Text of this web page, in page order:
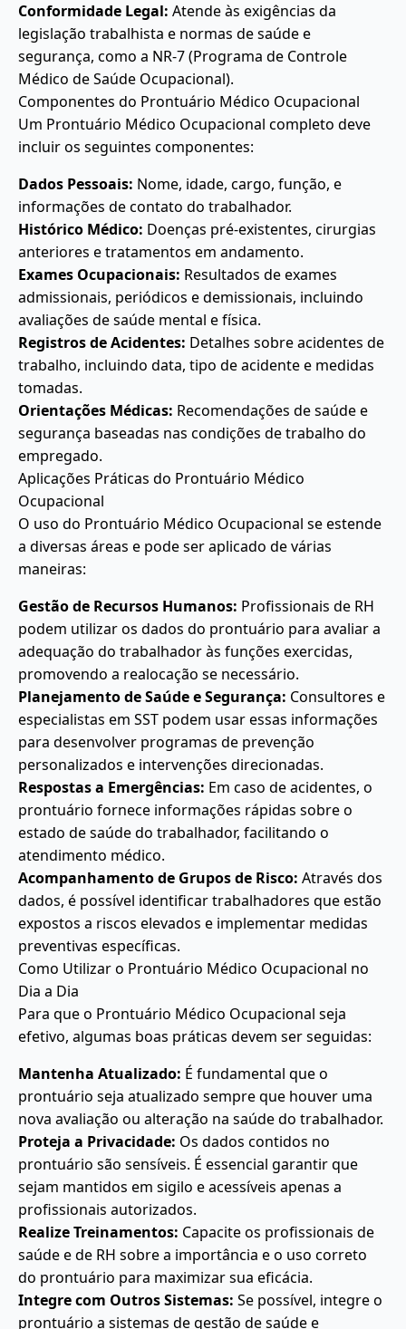
Conformidade Legal: Atende às exigências da
legislação trabalhista e normas de saúde e
segurança, como a NR-7 (Programa de Controle
Médico de Saúde Ocupacional).
Componentes do Prontuário Médico Ocupacional
Um Prontuário Médico Ocupacional completo deve
incluir os seguintes componentes:
Dados Pessoais: Nome, idade, cargo, função, e
informações de contato do trabalhador.
Histórico Médico: Doenças pré-existentes, cirurgias
anteriores e tratamentos em andamento.
Exames Ocupacionais: Resultados de exames
admissionais, periódicos e demissionais, incluindo
avaliações de saúde mental e física.
Registros de Acidentes: Detalhes sobre acidentes de
trabalho, incluindo data, tipo de acidente e medidas
tomadas.
Orientações Médicas: Recomendações de saúde e
segurança baseadas nas condições de trabalho do
empregado.
Aplicações Práticas do Prontuário Médico
Ocupacional
O uso do Prontuário Médico Ocupacional se estende
a diversas áreas e pode ser aplicado de várias
maneiras:
Gestão de Recursos Humanos: Profissionais de RH
podem utilizar os dados do prontuário para avaliar a
adequação do trabalhador às funções exercidas,
promovendo a realocação se necessário.
Planejamento de Saúde e Segurança: Consultores e
especialistas em SST podem usar essas informações
para desenvolver programas de prevenção
personalizados e intervenções direcionadas.
Respostas a Emergências: Em caso de acidentes, o
prontuário fornece informações rápidas sobre o
estado de saúde do trabalhador, facilitando o
atendimento médico.
Acompanhamento de Grupos de Risco: Através dos
dados, é possível identificar trabalhadores que estão
expostos a riscos elevados e implementar medidas
preventivas específicas.
Como Utilizar o Prontuário Médico Ocupacional no
Dia a Dia
Para que o Prontuário Médico Ocupacional seja
efetivo, algumas boas práticas devem ser seguidas:
Mantenha Atualizado: É fundamental que o
prontuário seja atualizado sempre que houver uma
nova avaliação ou alteração na saúde do trabalhador.
Proteja a Privacidade: Os dados contidos no
prontuário são sensíveis. É essencial garantir que
sejam mantidos em sigilo e acessíveis apenas a
profissionais autorizados.
Realize Treinamentos: Capacite os profissionais de
saúde e de RH sobre a importância e o uso correto
do prontuário para maximizar sua eficácia.
Integre com Outros Sistemas: Se possível, integre o
prontuário a sistemas de gestão de saúde e